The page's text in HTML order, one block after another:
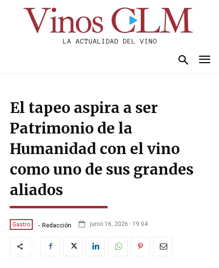
El tapeo aspira a ser
Patrimonio de la
Humanidad con el vino
como uno de sus grandes
aliados
Gastro - Redacción junio 16, 2026 · 19:04